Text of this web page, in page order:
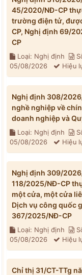
45/2020/NĐ-CP
trường điện tử,
CP, Nghị định 69/
CP
Loại: Nghị định
05/08/2026
Hiệu
Nghị định 308/
nghề nghiệp về
doanh nghiệp và
Loại: Nghị định
05/08/2026
Hiệu
Nghị định 309/
118/2025/NĐ-CP
một cửa, một cửa
Dịch vụ công quốc
367/2025/NĐ-CP
Loại: Nghị định
05/08/2026
Hiệu
Chỉ thị 31/CT-TTg